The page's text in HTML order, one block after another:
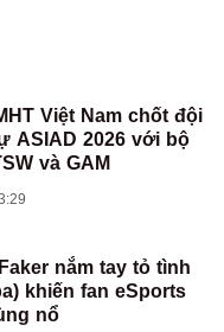
Việt Nam chốt đội
ASIAD 2026 với bộ
và GAM
nắm tay tỏ tình
khiến fan eSports
nổ